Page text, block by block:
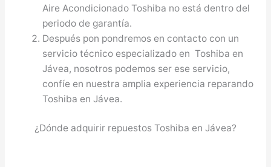
Aire Acondicionado Toshiba no está dentro del
periodo de garantía.
Después pon pondremos en contacto con un
servicio técnico especializado en Toshiba en
Jávea, nosotros podemos ser ese servicio,
confíe en nuestra amplia experiencia reparando
Toshiba en Jávea.
¿Dónde adquirir repuestos Toshiba en Jávea?